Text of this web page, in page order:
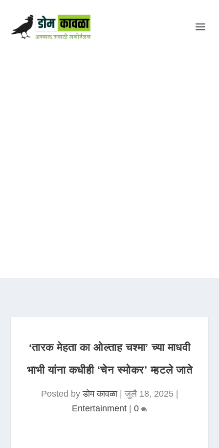
‘तारक मेहता का ओल्ताह चश्मा’ च्या माधवी
भाभी यांना कधीही ‘चेन स्मोकर’ म्हटले जाते
Posted byडोम कावळा|जुलै 18, 2025|
Entertainment
0